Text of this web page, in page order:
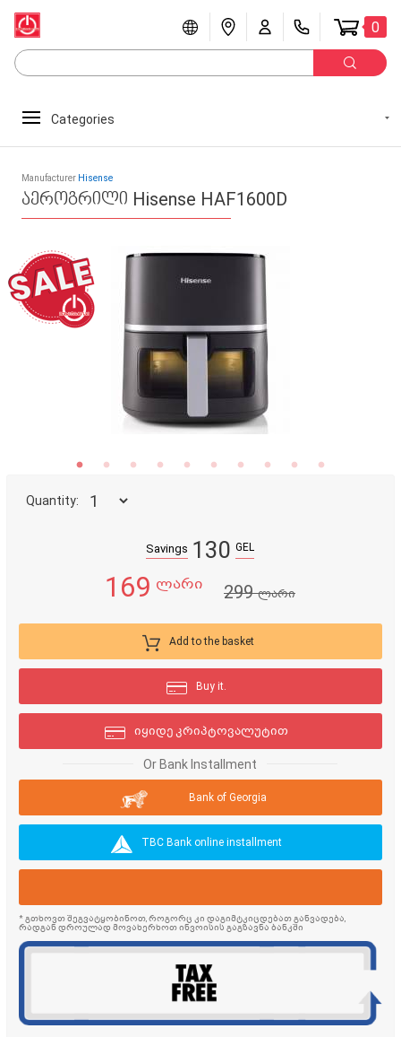
0
Categories
Manufacturer Hisense
აეროგრილი Hisense HAF1600D
Quantity:
Savings 130 GEL
169 ლარი 299ლარი
Add to the basket
Buy it.
იყიდე კრიპტოვალუტით
Or Bank Installment
Bank of Georgia
TBC Bank online installment
* გთხოვთ შეგვატყობინოთ, როგორც კი დაგიმტკიცდებათ განვადება,
რადგან დროულად მოვახერხოთ ინვოისის გაგზავნა ბანკში